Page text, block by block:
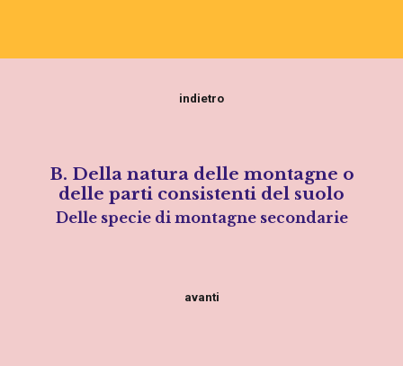
indietro
B. Della natura delle montagne o
delle parti consistenti del suolo
Delle specie di montagne secondarie
avanti